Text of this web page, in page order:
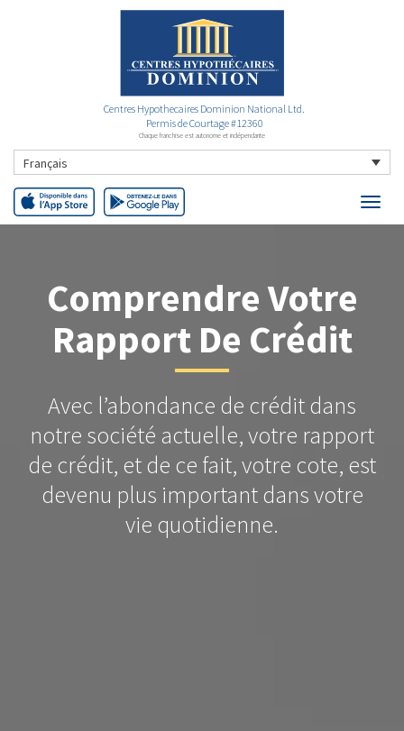
Centres Hypothecaires Dominion National Ltd.
Permis de Courtage #12360
Chaque franchise est autonome et indépendante
Français
Comprendre Votre
Rapport De Crédit
Avec l’abondance de crédit dans
notre société actuelle, votre rapport
de crédit, et de ce fait, votre cote, est
devenu plus important dans votre
vie quotidienne.